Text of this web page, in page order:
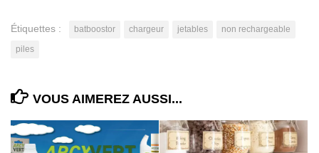
Étiquettes : batboostor chargeur jetables
non rechargeable
piles
VOUS AIMEREZ AUSSI...